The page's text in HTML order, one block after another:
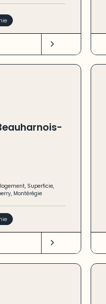
, Superficie,
, Montérégie